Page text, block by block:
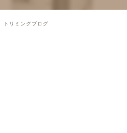
トリミングブログ